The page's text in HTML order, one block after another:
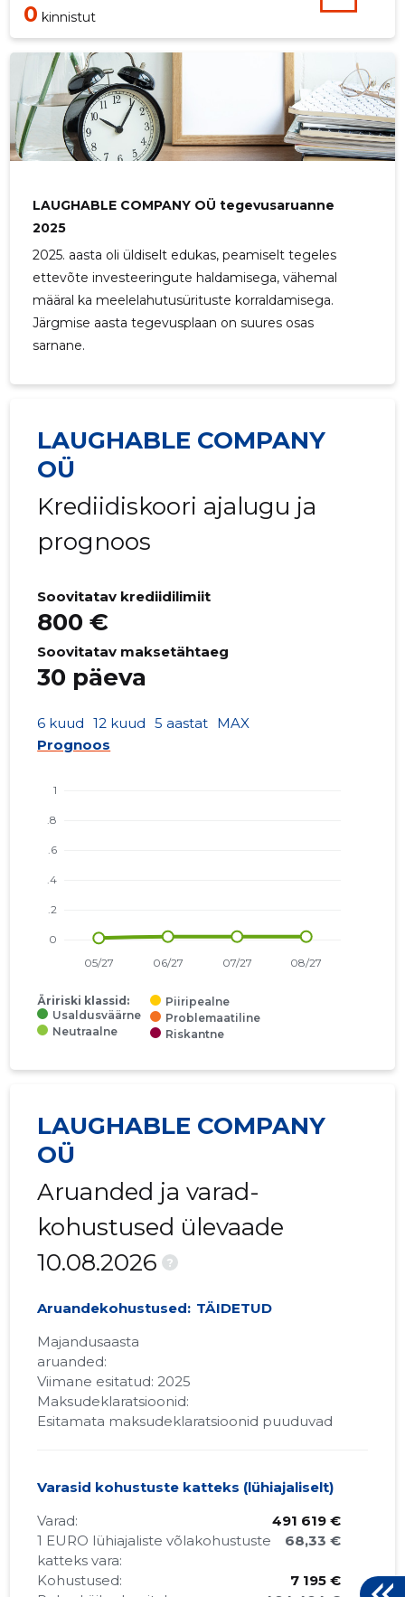
0 kinnistut
LAUGHABLE COMPANY OÜ tegevusaruanne
2025
2025. aasta oli üldiselt edukas, peamiselt tegeles
ettevõte investeeringute haldamisega, vähemal
määral ka meelelahutusürituste korraldamisega.
Järgmise aasta tegevusplaan on suures osas
sarnane.
LAUGHABLE COMPANY
OÜ
Krediidiskoori ajalugu ja
prognoos
Soovitatav krediidilimiit
800 €
Soovitatav maksetähtaeg
30 päeva
6 kuud 12 kuud 5 aastat MAX
Prognoos
Äririski klassid:
Usaldusväärne
Neutraalne
Piiripealne
Problemaatiline
Riskantne
LAUGHABLE COMPANY
OÜ
Aruanded ja varad-
kohustused ülevaade
10.08.2026
?
Aruandekohustused: TÄIDETUD
Majandusaasta
aruanded:
Viimane esitatud: 2025
Maksudeklaratsioonid:
Esitamata maksudeklaratsioonid puuduvad
Varasid kohustuste katteks (lühiajaliselt)
Varad:
491 619 €
1 EURO lühiajaliste võlakohustuste
katteks vara:
68,33 €
Kohustused:
7 195 €